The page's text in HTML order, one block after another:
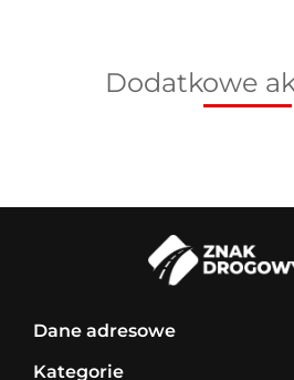
Dodatkowe
Dane adresowe
Kategorie